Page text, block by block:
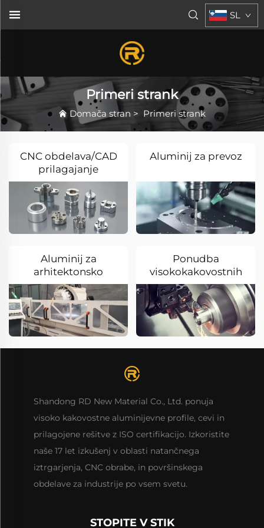
SL
Primeri strank
Domača stran > Primeri strank
CNC obdelava/CAD
prilagajanje
Aluminij za prevoz
Aluminij za
arhitektonsko
dekoracijo
Ponudba
visokokakovostnih
surovin
Shandong RD New Material Co., Ltd. ponuja
visoko kakovostne aluminijevne profile, cevi in
prilagojene rešitve z ISO certifikacijo. Izkoristite
naše 17 let izkušenj v oblasti natančnega
iztrgarjenja, CNC obrabe, in površinskega
obdelave za industrije po vsem svetu.
STOPITE V STIK